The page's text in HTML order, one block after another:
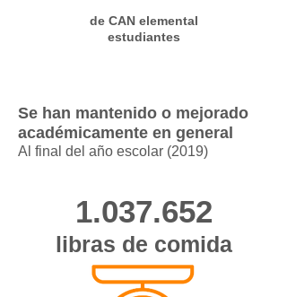
de CAN elemental
estudiantes
Se han mantenido o mejorado
académicamente en general
Al final del año escolar (2019)
1.037.652
libras de comida